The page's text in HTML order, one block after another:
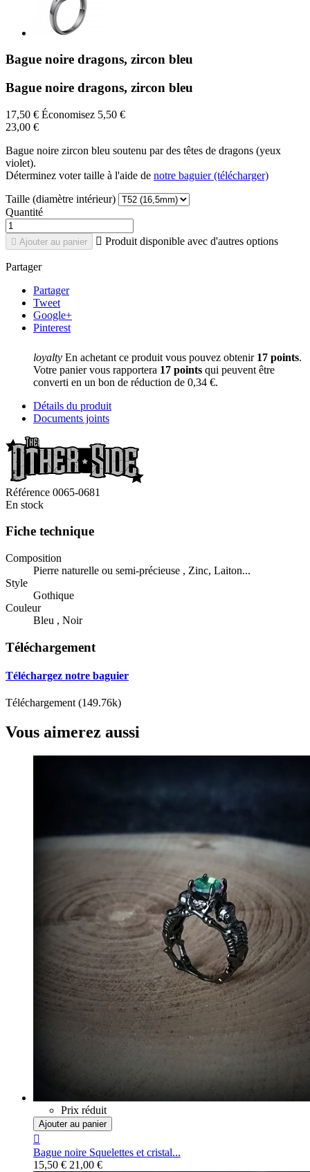
Bague noire dragons, zircon bleu
Bague noire dragons, zircon bleu
17,50 € Économisez 5,50 €
23,00 €
Bague noire zircon bleu soutenu par des têtes de dragons (yeux
violet).
Déterminez voter taille à l'aide de notre baguier (télécharger)
Taille (diamètre intérieur)
Quantité
 Ajouter au panier  Produit disponible avec d'autres options
Partager
Partager
Tweet
Google+
Pinterest
loyalty En achetant ce produit vous pouvez obtenir 17 points.
Votre panier vous rapportera 17 points qui peuvent être
converti en un bon de réduction de 0,34 €.
Détails du produit
Documents joints
Référence 0065-0681
En stock
Fiche technique
Composition
Pierre naturelle ou semi-précieuse , Zinc, Laiton...
Style
Gothique
Couleur
Bleu , Noir
Téléchargement
Téléchargez notre baguier
Téléchargement (149.76k)
Vous aimerez aussi
Prix réduit
Ajouter au panier

Bague noire Squelettes et cristal...
15,50 € 21,00 €